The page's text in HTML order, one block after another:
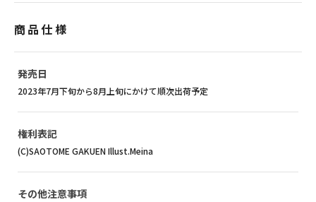
商品仕様
発売日
2023年7月下旬から8月上旬にかけて順次出荷予定
権利表記
(C)SAOTOME GAKUEN Illust.Meina
その他注意事項